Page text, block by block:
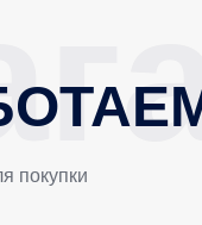
покупки